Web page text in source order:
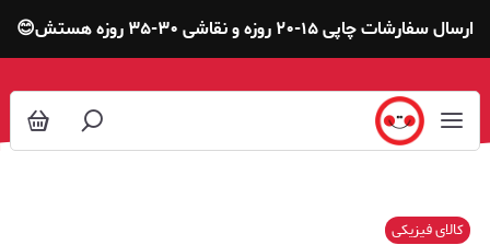
ارسال سفارشات چاپی ۱۵-۲۰ روزه و نقاشی ۳۰-۳۵ روزه هستش😊
کالای فیزیکی